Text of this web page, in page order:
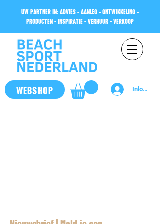
UW PARTNER IN: ADVIES - AANLEG - ONTWIKKELING -
PRODUCTEN - INSPIRATIE - VERHUUR - VERKOOP
WEBSHOP Inloggen